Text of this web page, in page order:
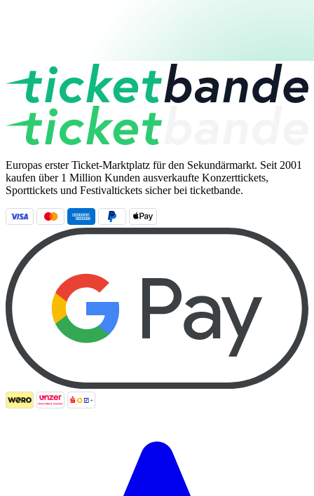
Europas erster Ticket-Marktplatz für den Sekundärmarkt. Seit 2001
kaufen über 1 Million Kunden ausverkaufte Konzerttickets,
Sporttickets und Festivaltickets sicher bei ticketbande.